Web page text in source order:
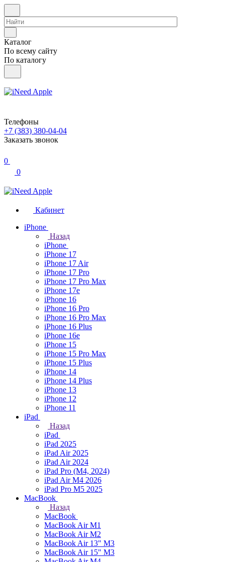
Каталог
По всему сайту
По каталогу
Телефоны
+7 (383) 380-04-04
Заказать звонок
0
0
Кабинет
iPhone
Назад
iPhone
iPhone 17
iPhone 17 Air
iPhone 17 Pro
iPhone 17 Pro Max
iPhone 17e
iPhone 16
iPhone 16 Pro
iPhone 16 Pro Max
iPhone 16 Plus
iPhone 16e
iPhone 15
iPhone 15 Pro Max
iPhone 15 Plus
iPhone 14
iPhone 14 Plus
iPhone 13
iPhone 12
iPhone 11
iPad
Назад
iPad
iPad 2025
iPad Air 2025
iPad Air 2024
iPad Pro (M4, 2024)
iPad Air M4 2026
iPad Pro M5 2025
MacBook
Назад
MacBook
MacBook Air M1
MacBook Air M2
MacBook Air 13" M3
MacBook Air 15" M3